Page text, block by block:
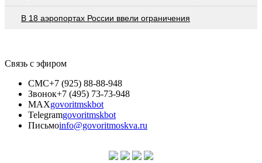
В 18 аэропортах России ввели ограничения
Связь с эфиром
СМС+7 (925) 88-88-948
Звонок+7 (495) 73-73-948
MAXgovoritmskbot
Telegramgovoritmskbot
Письмоinfo@govoritmoskva.ru